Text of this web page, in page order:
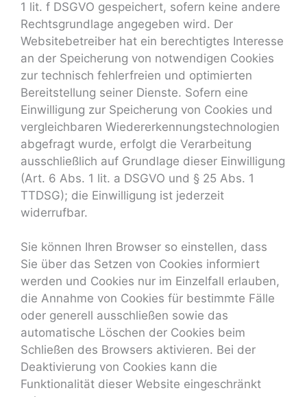
1 lit. f DSGVO gespeichert, sofern keine andere
Rechtsgrundlage angegeben wird. Der
Websitebetreiber hat ein berechtigtes Interesse
an der Speicherung von notwendigen Cookies
zur technisch fehlerfreien und optimierten
Bereitstellung seiner Dienste. Sofern eine
Einwilligung zur Speicherung von Cookies und
vergleichbaren Wiedererkennungstechnologien
abgefragt wurde, erfolgt die Verarbeitung
ausschließlich auf Grundlage dieser Einwilligung
(Art. 6 Abs. 1 lit. a DSGVO und § 25 Abs. 1
TTDSG); die Einwilligung ist jederzeit
widerrufbar.
Sie können Ihren Browser so einstellen, dass
Sie über das Setzen von Cookies informiert
werden und Cookies nur im Einzelfall erlauben,
die Annahme von Cookies für bestimmte Fälle
oder generell ausschließen sowie das
automatische Löschen der Cookies beim
Schließen des Browsers aktivieren. Bei der
Deaktivierung von Cookies kann die
Funktionalität dieser Website eingeschränkt